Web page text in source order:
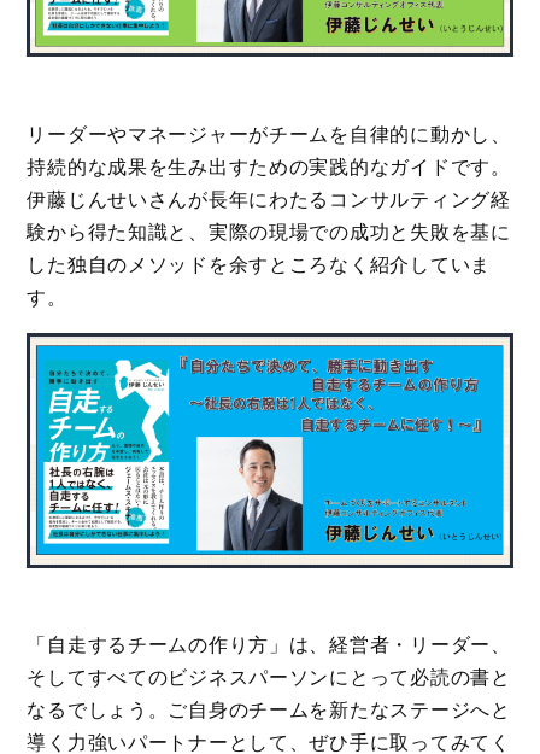
リーダーやマネージャーがチームを自律的に動かし、
持続的な成果を生み出すための実践的なガイドです。
伊藤じんせいさんが長年にわたるコンサルティング経
験から得た知識と、実際の現場での成功と失敗を基に
した独自のメソッドを余すところなく紹介していま
す。
「自走するチームの作り方」は、経営者・リーダー、
そしてすべてのビジネスパーソンにとって必読の書と
なるでしょう。ご自身のチームを新たなステージへと
導く力強いパートナーとして、ぜひ手に取ってみてく